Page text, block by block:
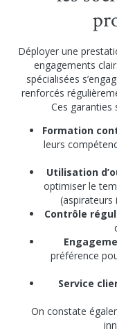
Déployer une
engagements
spécialisées
renforcés
Ces garanties
Formation
leurs
Utilisation
optimiser le
(aspirateurs
Contrôle
préférence
Service
On constate